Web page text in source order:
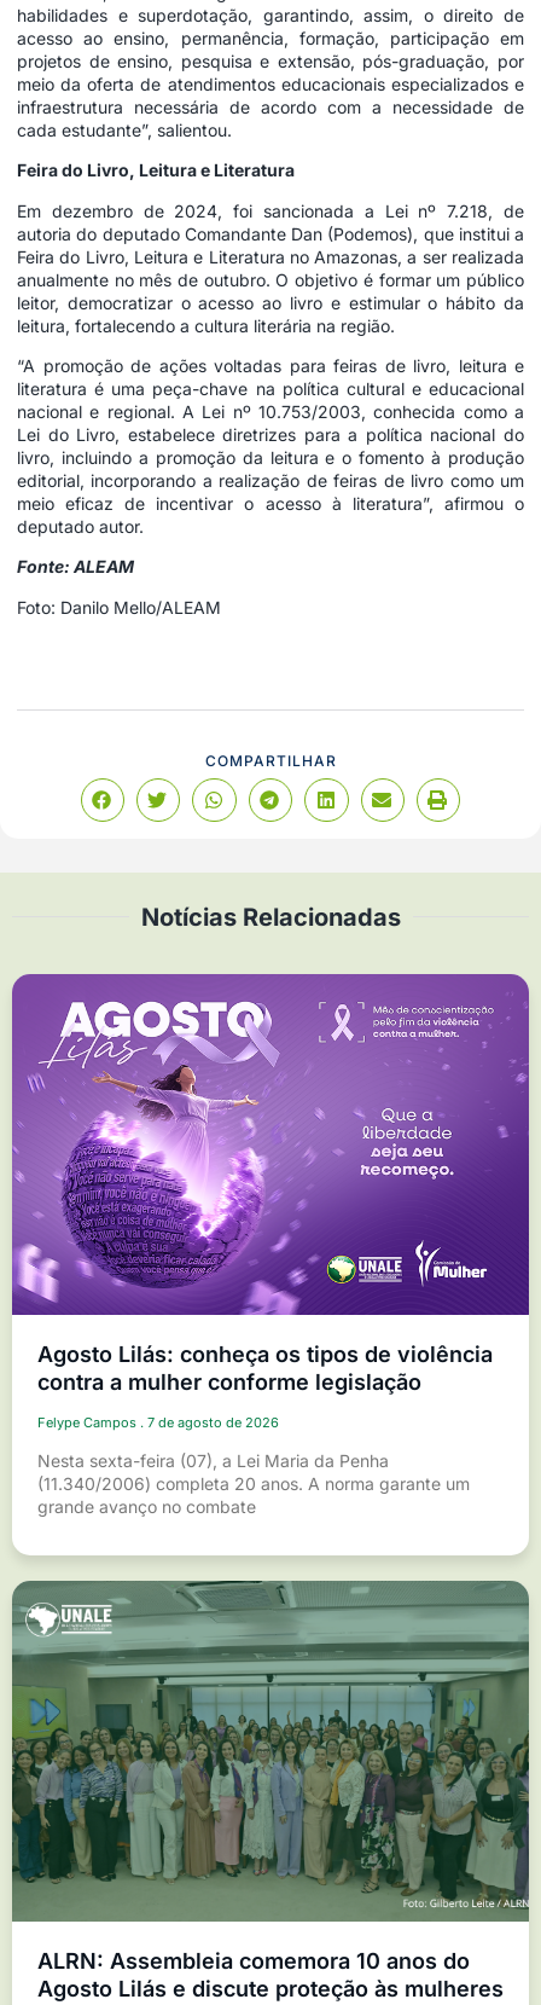
habilidades e superdotação, garantindo, assim, o direito de
acesso ao ensino, permanência, formação, participação em
projetos de ensino, pesquisa e extensão, pós-graduação, por
meio da oferta de atendimentos educacionais especializados e
infraestrutura necessária de acordo com a necessidade de
cada estudante”, salientou.
Feira do Livro, Leitura e Literatura
Em dezembro de 2024, foi sancionada a Lei nº 7.218, de
autoria do deputado Comandante Dan (Podemos), que institui a
Feira do Livro, Leitura e Literatura no Amazonas, a ser realizada
anualmente no mês de outubro. O objetivo é formar um público
leitor, democratizar o acesso ao livro e estimular o hábito da
leitura, fortalecendo a cultura literária na região.
“A promoção de ações voltadas para feiras de livro, leitura e
literatura é uma peça-chave na política cultural e educacional
nacional e regional. A Lei nº 10.753/2003, conhecida como a
Lei do Livro, estabelece diretrizes para a política nacional do
livro, incluindo a promoção da leitura e o fomento à produção
editorial, incorporando a realização de feiras de livro como um
meio eficaz de incentivar o acesso à literatura”, afirmou o
deputado autor.
Fonte: ALEAM
Foto: Danilo Mello/ALEAM
COMPARTILHAR
Notícias Relacionadas
Agosto Lilás: conheça os tipos de violência
contra a mulher conforme legislação
Felype Campos 7 de agosto de 2026
Nesta sexta-feira (07), a Lei Maria da Penha
(11.340/2006) completa 20 anos. A norma garante um
grande avanço no combate
ALRN: Assembleia comemora 10 anos do
Agosto Lilás e discute proteção às mulheres